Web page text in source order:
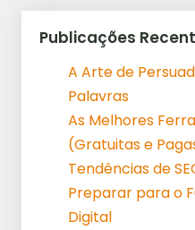
Publicações
A Arte de
Palavras
As Melhores
(Gratuitas e
Tendências de
Preparar para o
Digital